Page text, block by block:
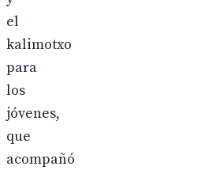
el
kalimotxo
para
los
jóvenes,
que
acompañó